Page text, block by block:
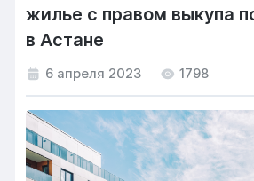
жилье с правом выкупа
в Астане
6 апреля 2023 1798